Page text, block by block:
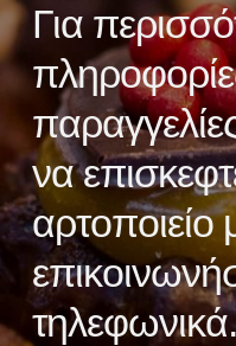
Για
να
αρτοποιείο